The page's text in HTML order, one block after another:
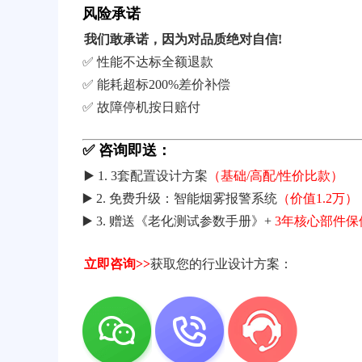
风险承诺
我们敢承诺，因为对品质绝对自信!
✅ 性能不达标全额退款
✅ 能耗超标200%差价补偿
✅ 故障停机按日赔付
✅ 咨询即送：
▶️ 1. 3套配置设计方案 （基础/高配/性价比款）
▶️ 2. 免费升级：智能烟雾报警系统 （价值1.2万）
▶️ 3. 赠送《老化测试参数手册》+ 3年核心部件保
立即咨询>>获取您的行业设计方案：